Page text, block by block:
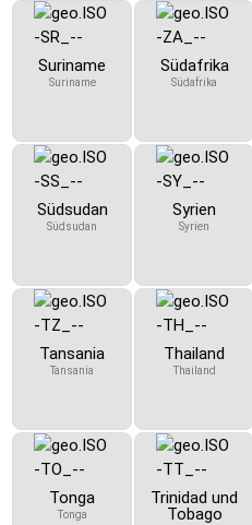
Suriname
Suriname
Südafrika
Südafrika
Südsudan
Südsudan
Syrien
Syrien
Tansania
Tansania
Thailand
Thailand
Tonga
Tonga
Trinidad und
Tobago